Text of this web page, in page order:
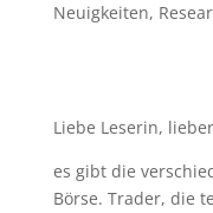
Neuigkeiten,
Liebe Leserin,
es gibt die
Börse. Trader, die